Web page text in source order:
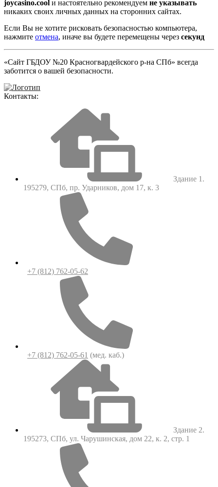
joycasino.cool и настоятельно рекомендуем не указывать
никаких своих личных данных на сторонних сайтах.
Если Вы не хотите рисковать безопасностью компьютера,
нажмите отмена, иначе вы будете перемещены через секунд
«Сайт ГБДОУ №20 Красногвардейского р-на СПб» всегда
заботится о вашей безопасности.
Контакты:
Здание 1.
195279, СПб, пр. Ударников, дом 17, к. 3
+7 (812) 762-05-62
+7 (812) 762-05-61 (мед. каб.)
Здание 2.
195273, СПб, ул. Чарушинская, дом 22, к. 2, стр. 1